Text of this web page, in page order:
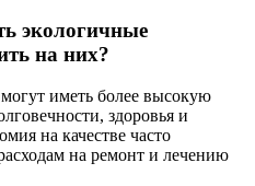
экологичные
на них?
иметь более высокую
здоровья и
на качестве часто
на ремонт и лечению